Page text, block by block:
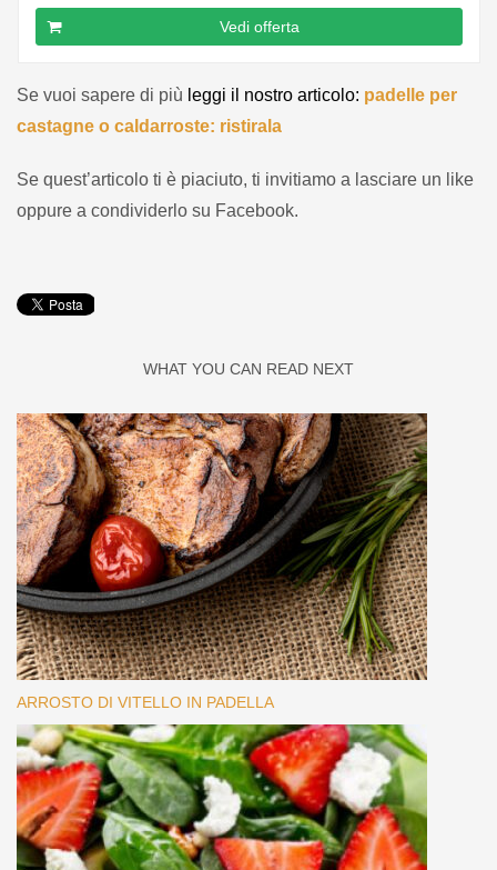
Vedi offerta
Se vuoi sapere di più leggi il nostro articolo: padelle per
castagne o caldarroste: ristirala
Se quest’articolo ti è piaciuto, ti invitiamo a lasciare un like
oppure a condividerlo su Facebook.
WHAT YOU CAN READ NEXT
ARROSTO DI VITELLO IN PADELLA